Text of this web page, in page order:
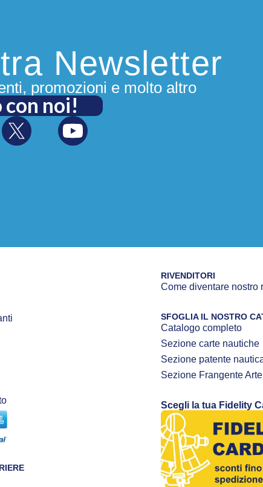
Newsletter
promozioni e molto altro
con noi!
RIVENDITORI
Come diventare nostro
SFOGLIA IL NOSTRO
Catalogo completo
Sezione carte nautiche
Sezione patente
Sezione Frangente Arte
Scegli la tua Fidelity